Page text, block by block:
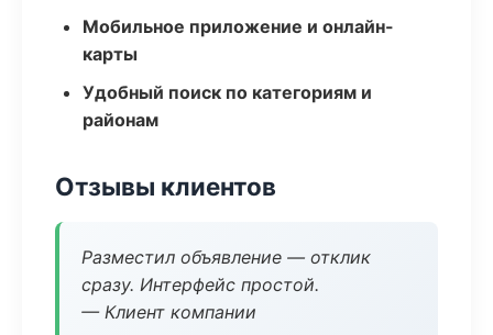
Мобильное приложение и онлайн-
карты
Удобный поиск по категориям и
районам
Отзывы клиентов
Разместил объявление — отклик
сразу. Интерфейс простой.
— Клиент компании